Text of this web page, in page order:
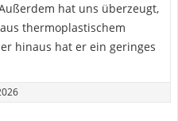
hat uns überzeugt,
thermoplastischem
hinaus hat er ein geringes